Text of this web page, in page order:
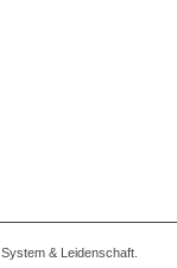
System & Leidenschaft.